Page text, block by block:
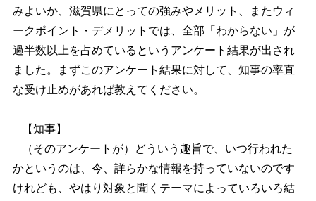
みよいか、滋賀県にとっての強みやメリット、またウィ
ークポイント・デメリットでは、全部「わからない」が
過半数以上を占めているというアンケート結果が出され
ました。まずこのアンケート結果に対して、知事の率直
な受け止めがあれば教えてください。
【知事】
（そのアンケートが）どういう趣旨で、いつ行われた
かというのは、今、詳らかな情報を持っていないのです
けれども、やはり対象と聞くテーマによっていろいろ結